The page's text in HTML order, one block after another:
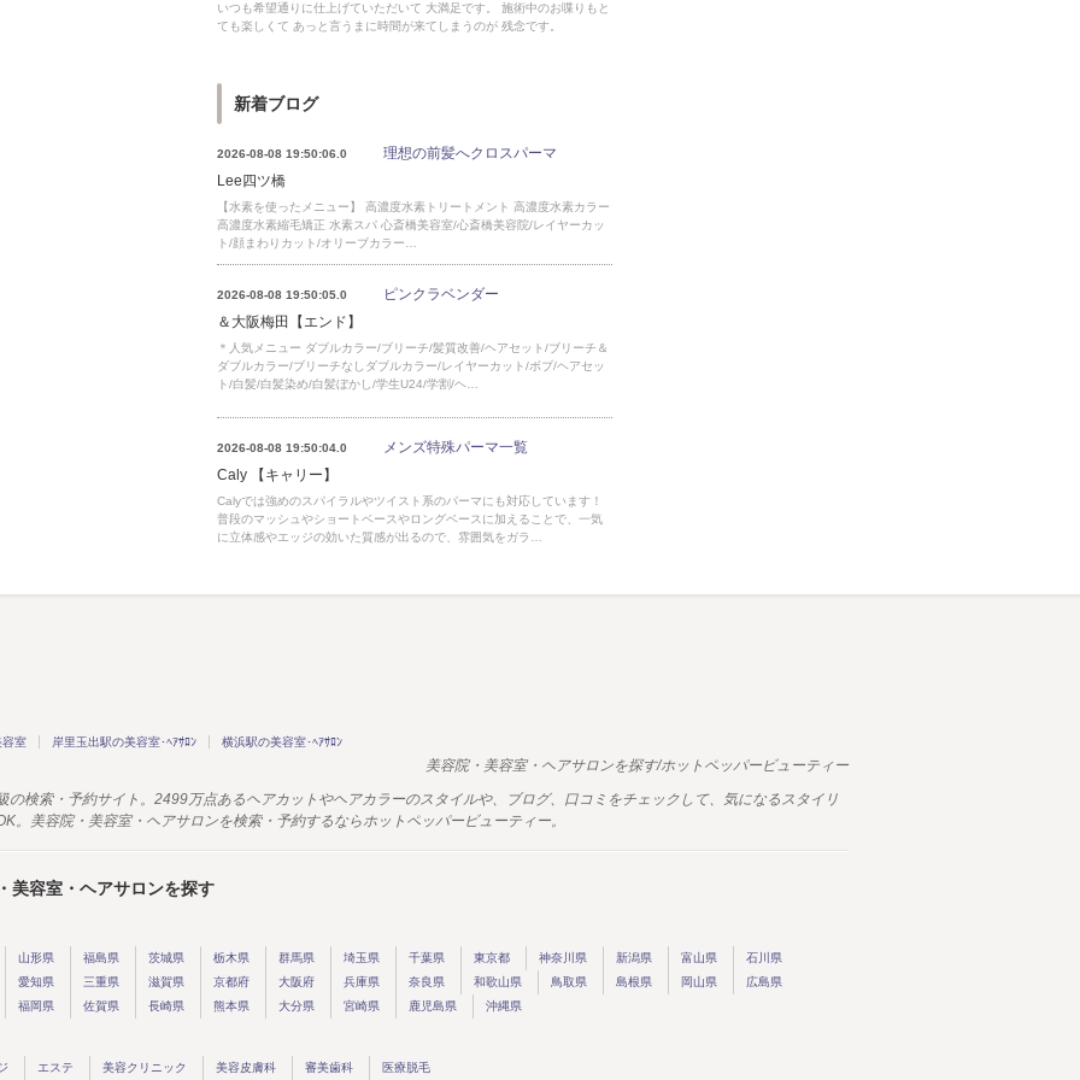
いつも希望通りに仕上げていただいて 大満足です。 施術中のお喋りもと
ても楽しくて あっと言うまに時間が来てしまうのが 残念です。
新着ブログ
2026-08-08 19:50:06.0
理想の前髪へクロスパーマ
Lee四ツ橋
【水素を使ったメニュー】 高濃度水素トリートメント 高濃度水素カラー
高濃度水素縮毛矯正 水素スパ 心斎橋美容室/心斎橋美容院/レイヤーカッ
ト/顔まわりカット/オリーブカラー…
2026-08-08 19:50:05.0
ピンクラベンダー
＆大阪梅田【エンド】
＊人気メニュー ダブルカラー/ブリーチ/髪質改善/ヘアセット/ブリーチ＆
ダブルカラー/ブリーチなしダブルカラー/レイヤーカット/ボブ/ヘアセッ
ト/白髪/白髪染め/白髪ぼかし/学生U24/学割/ヘ…
2026-08-08 19:50:04.0
メンズ特殊パーマ一覧
Caly 【キャリー】
Calyでは強めのスパイラルやツイスト系のパーマにも対応しています！
普段のマッシュやショートベースやロングベースに加えることで、一気
に立体感やエッジの効いた質感が出るので、雰囲気をガラ…
容室 岸里玉出駅の美容室･ﾍｱｻﾛﾝ 横浜駅の美容室･ﾍｱｻﾛﾝ
美容院・美容室・ヘアサロンを探す/ホットペッパービューティー
検索・予約サイト。2499万点あるヘアカットやヘアカラーのスタイルや、ブログ、口コミをチェックして、気になるスタイリ
。美容院・美容室・ヘアサロンを検索・予約するならホットペッパービューティー。
美容室・ヘアサロンを探す
山形県 福島県 茨城県 栃木県 群馬県 埼玉県 千葉県 東京都 神奈川県 新潟県 富山県
石川県
愛知県
三重県 滋賀県 京都府 大阪府 兵庫県 奈良県 和歌山県 鳥取県 島根県 岡山県
広島県
福岡県
佐賀県 長崎県 熊本県 大分県 宮崎県 鹿児島県 沖縄県
エステ 美容クリニック 美容皮膚科 審美歯科 医療脱毛